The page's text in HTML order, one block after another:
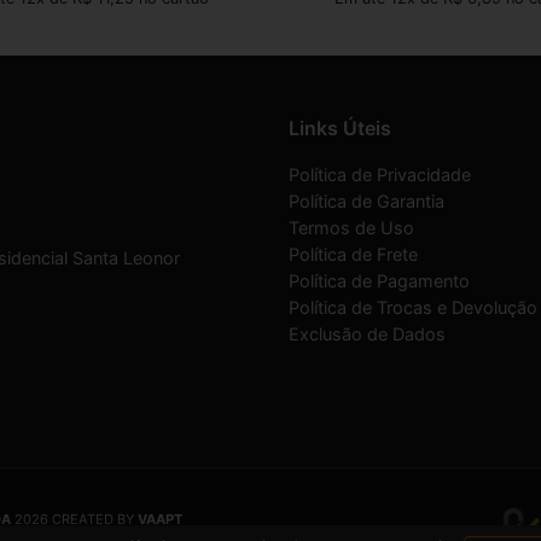
Santa Leonor
Links Úteis
Política de Privacidade
Política de Garantia
Termos de Uso
Política de Frete
Política de Pagamento
Política de Trocas e Devolução
Exclusão de Dados
2026 CREATED BY VAAPT